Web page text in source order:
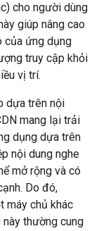
cho người dùng
giúp nâng cao
của ứng dụng
truy cập khỏi
vị trí.
dựa trên nội
mang lại trải
dụng dựa trên
nội dung nghe
mở rộng và có
Do đó,
máy chủ khác
này thường cung